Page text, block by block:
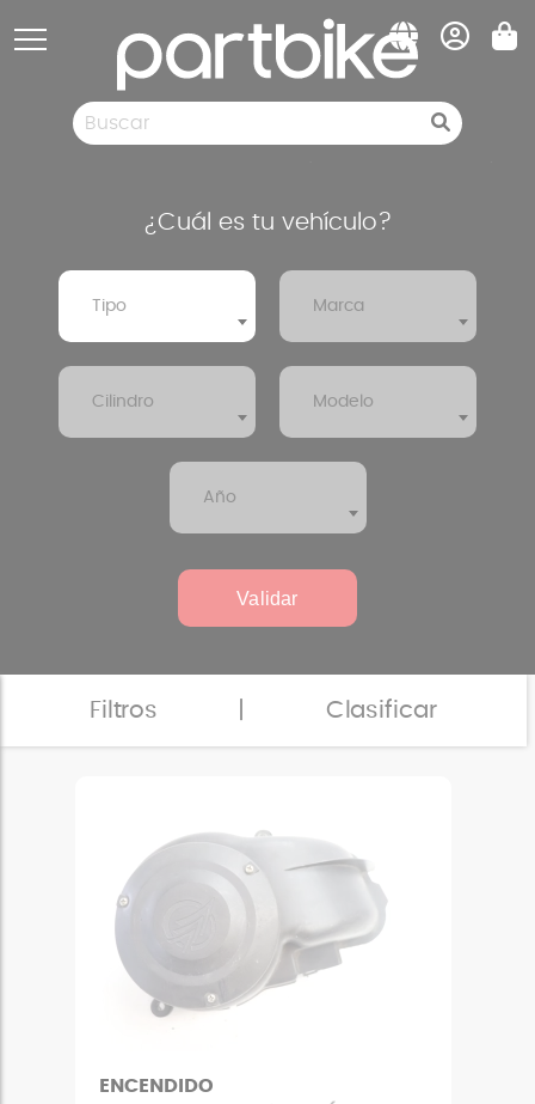
¿Cuál es tu vehículo?
Tipo Marca
Cilindro Modelo
Año
Validar
Filtros Clasificar
ENCENDIDO